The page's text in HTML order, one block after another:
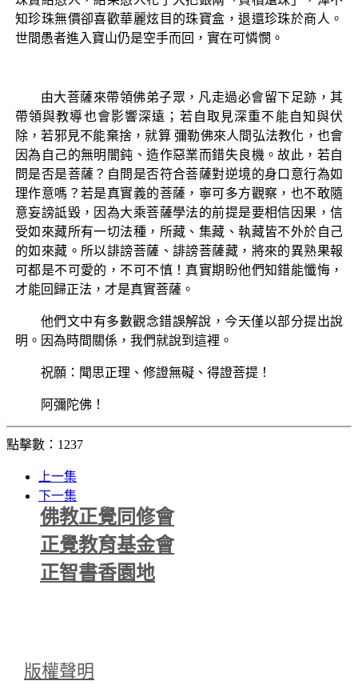
知珍珠無價卻喜歡華麗炫目的珠寶盒，退還珍珠於商人。
世間愚者進入寶山仍是空手而回，實在可憐憫。
由大菩薩來帶領佛弟子眾，凡走過必會留下足跡，其
帶領與教導也會影響深遠；若自取見深重不能自知與伏
除，若邪見不能棄捨，就算 彌勒佛來人間弘法教化，也會
因為自己的無明闇鈍、造作惡業而錯失良機。故此，若自
問是否是菩薩？自問是否符合菩薩對逆境的身口意行為如
理作意嗎？若是真實義的菩薩，寧可多方觀察，也不敢隨
意妄謗詆毀，因為大乘菩薩學法的前提是要相信因果，信
受如來藏所有一切法種，所藏、集藏、執藏皆不外於自己
的如來藏。所以誹謗菩薩、誹謗菩薩藏，將來的異熟果報
可都是不可愛的，不可不慎！真實期盼他們知錯能懺悔，
才能回歸正法，才是真實菩薩。
他們文中有多數觀念錯誤解說，今天僅以部分提出說
明。因為時間關係，我們就說到這裡。
祝願：聞思正理、修證無礙、得證菩提！
阿彌陀佛！
點擊數：1237
上一集
下一集
佛教正覺同修會
正覺教育基金會
正智書香園地
版權聲明